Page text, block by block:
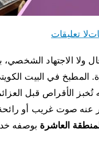
لا تعليقات
ولا الاجتهاد
المطبخ في البيت
تُخبز الأقراص قبل
صوت غريب أو رائحة
العاشرة بوصفه